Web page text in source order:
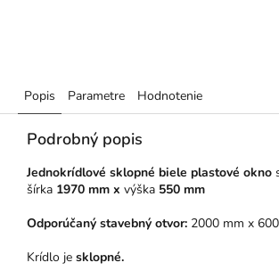
Popis Parametre Hodnotenie
Podrobný popis
Jednokrídlové sklopné biele plastové okno
šírka 1970 mm x výška 550 mm
Odporúčaný stavebný otvor: 2000 mm x
Krídlo je sklopné.